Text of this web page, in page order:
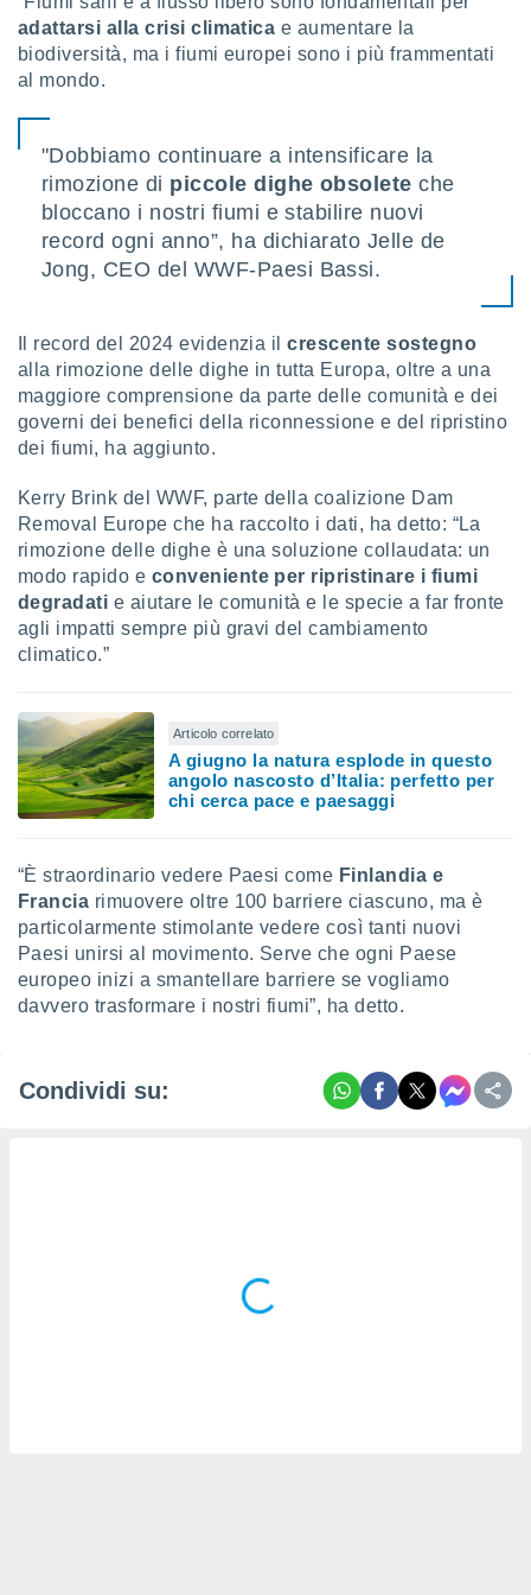
e
per la
delle
dei
e degli
nostri
adattarsi alla crisi climatica e aumentare la
biodiversità, ma i fiumi europei sono i più frammentati
al mondo.
"Dobbiamo continuare a intensificare la
rimozione di piccole dighe obsolete che
bloccano i nostri fiumi e stabilire nuovi
record ogni anno”, ha dichiarato Jelle de
Jong, CEO del WWF-Paesi Bassi.
Il record del 2024 evidenzia ilcrescente sostegno
alla rimozione delle dighe in tutta Europa, oltre a una
maggiore comprensione da parte delle comunità e dei
governi dei benefici della riconnessione e del ripristino
dei fiumi, ha aggiunto.
Kerry Brink del WWF, parte della coalizione Dam
Removal Europe che ha raccolto i dati, ha detto: “La
rimozione delle dighe è una soluzione collaudata: un
modo rapido e conveniente per ripristinare i fiumi
degradati e aiutare le comunità e le specie a far fronte
agli impatti sempre più gravi del cambiamento
climatico.”
Articolo correlato
A giugno la natura esplode in questo
angolo nascosto d’Italia: perfetto per
chi cerca pace e paesaggi
“È straordinario vedere Paesi come Finlandia e
Francia rimuovere oltre 100 barriere ciascuno, ma è
particolarmente stimolante vedere così tanti nuovi
Paesi unirsi al movimento. Serve che ogni Paese
europeo inizi a smantellare barriere se vogliamo
davvero trasformare i nostri fiumi”, ha detto.
Condividi su: